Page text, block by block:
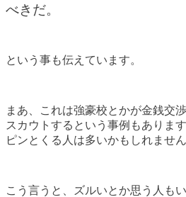
べきだ。
という事も伝えています。
まあ、これは強豪校とかが金銭交
スカウトするという事例もありま
ピンとくる人は多いかもしれません
こう言うと、ズルいとか思う人も